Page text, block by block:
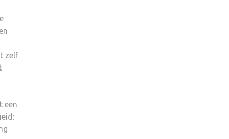
zelf
een